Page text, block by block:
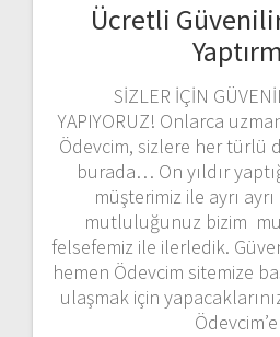
Ücretli
SİZLER İÇİN
YAPIYORUZ! Onlarca
Ödevcim, sizlere her türlü
burada… On yıldır
müşterimiz ile ayrı
mutluluğunuz bizim
felsefemiz ile ilerledik.
hemen Ödevcim sitemize
ulaşmak için